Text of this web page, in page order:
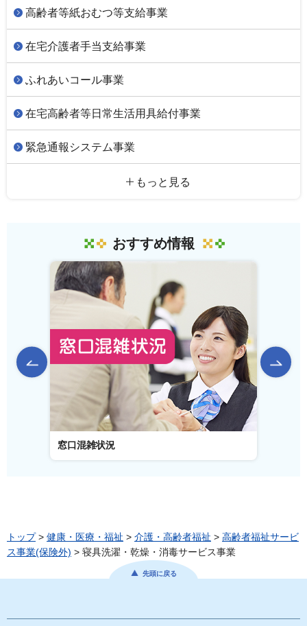
高齢者等紙おむつ等支給事業
在宅介護者手当支給事業
ふれあいコール事業
在宅高齢者等日常生活用具給付事業
緊急通報システム事業
もっと見る
おすすめ情報
前のスライドを表示
窓口混雑状況
トップ> 健康・医療・福祉 > 介護・高齢者福祉 > 高齢者福祉サービ
ス事業(保険外) > 寝具洗濯・乾燥・消毒サービス事業
先頭に戻る